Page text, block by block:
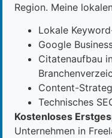
Region. Meine
Lokale
Google
Citatenaufbau
Content-
Technisches
Kostenloses
Unternehmen in